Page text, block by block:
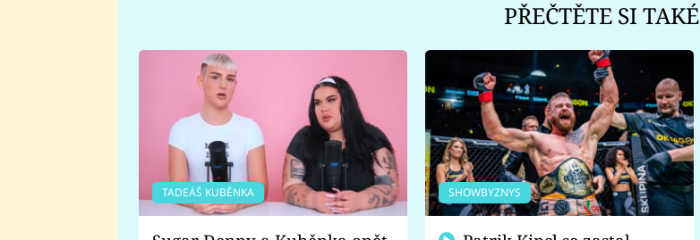
PŘEČTĚTE SI TAKÉ
TADEÁŠ KUBĚNKA SHOWBYZNYS